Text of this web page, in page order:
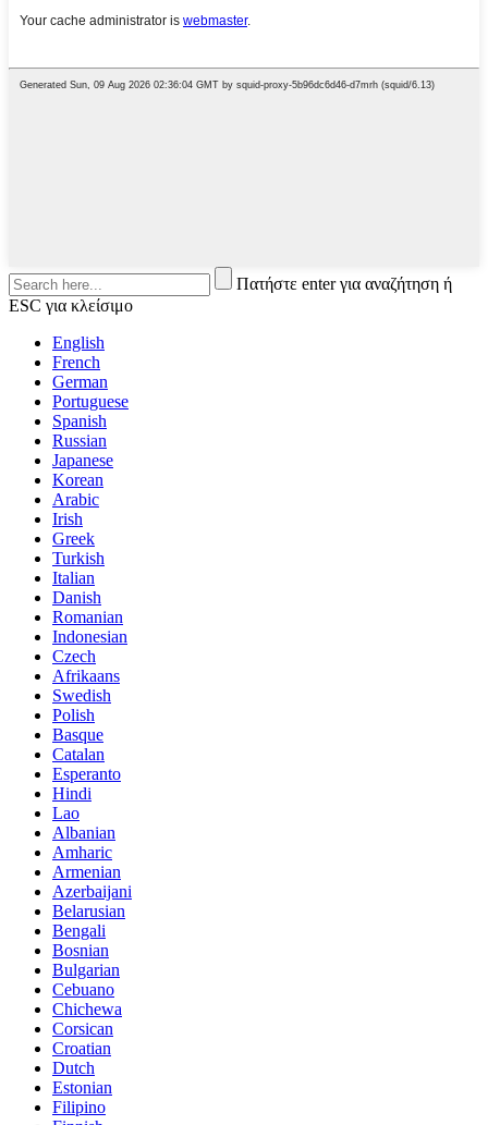
Πατήστε enter για αναζήτηση ή
ESC για κλείσιμο
English
French
German
Portuguese
Spanish
Russian
Japanese
Korean
Arabic
Irish
Greek
Turkish
Italian
Danish
Romanian
Indonesian
Czech
Afrikaans
Swedish
Polish
Basque
Catalan
Esperanto
Hindi
Lao
Albanian
Amharic
Armenian
Azerbaijani
Belarusian
Bengali
Bosnian
Bulgarian
Cebuano
Chichewa
Corsican
Croatian
Dutch
Estonian
Filipino